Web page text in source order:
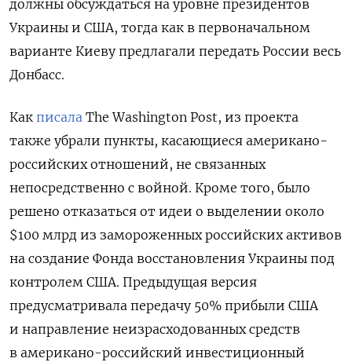
должны обсуждаться на уровне президентов
Украины и США, тогда как в первоначальном
варианте Киеву предлагали передать России весь
Донбасс.
Как писала The Washington Post, из проекта
также убрали пункты, касающиеся американо-
российских отношений, не связанных
непосредственно с войной. Кроме того, было
решено отказаться от идеи о выделении около
$100 млрд из замороженных российских активов
на создание Фонда восстановления Украины под
контролем США. Предыдущая версия
предусматривала передачу 50% прибыли США
и направление неизрасходованных средств
в американо-российский инвестиционный